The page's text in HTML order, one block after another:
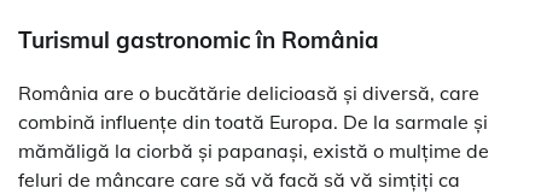
Turismul gastronomic în România
România are o bucătărie delicioasă și diversă, care
combină influențe din toată Europa. De la sarmale și
mămăligă la ciorbă și papanași, există o mulțime de
feluri de mâncare care să vă facă să vă simțiți ca